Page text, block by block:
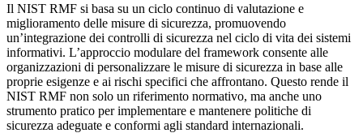
Il NIST RMF si basa su un ciclo continuo di valutazione e
miglioramento delle misure di sicurezza, promuovendo
un’integrazione dei controlli di sicurezza nel ciclo di vita dei sistemi
informativi. L’approccio modulare del framework consente alle
organizzazioni di personalizzare le misure di sicurezza in base alle
proprie esigenze e ai rischi specifici che affrontano. Questo rende il
NIST RMF non solo un riferimento normativo, ma anche uno
strumento pratico per implementare e mantenere politiche di
sicurezza adeguate e conformi agli standard internazionali.